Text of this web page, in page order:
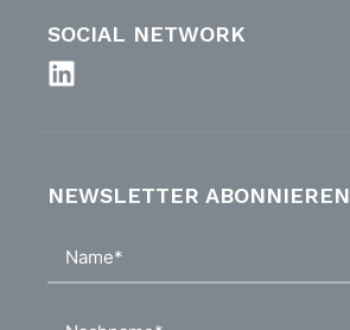
SOCIAL NETWORK
NEWSLETTER ABONNIEREN